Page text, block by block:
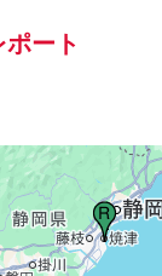
ート